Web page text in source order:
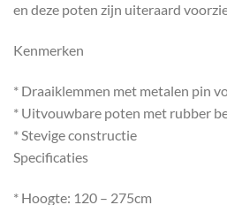
en deze poten zijn uiteraard
Kenmerken
* Draaiklemmen met metalen pin
* Uitvouwbare poten met rubber
* Stevige constructie
Specificaties
* Hoogte: 120 – 275cm